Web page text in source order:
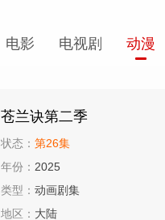
电影 电视剧 动漫
苍兰诀第二季
状态： 第26集
年份： 2025
类型： 动画剧集
地区： 大陆